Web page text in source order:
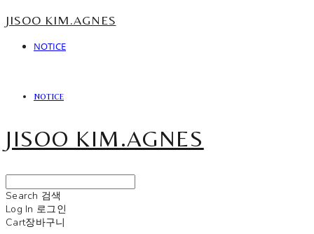
JISOO KIM.AGNES
NOTICE
NOTICE
JISOO KIM.AGNES
Search 검색
Log In 로그인
Cart장바구니